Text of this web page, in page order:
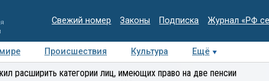
Свежий номер Законы Подписка Журнал «РФ
Происшествия Культура
Ещё
Медиацентр Интервью Колумнисты
расширить категории лиц, имеющих право на две пенсии